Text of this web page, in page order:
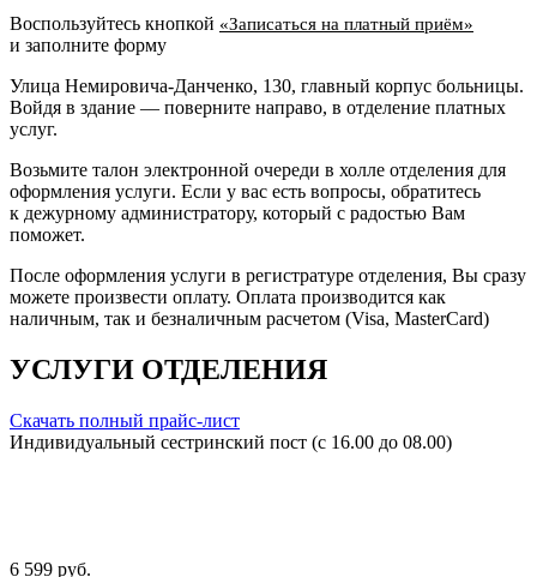
Воспользуйтесь кнопкой «Записаться на платный приём»
и заполните форму
Улица Немировича-Данченко, 130, главный корпус больницы.
Войдя в здание — поверните направо, в отделение платных
услуг.
Возьмите талон электронной очереди в холле отделения для
оформления услуги. Если у вас есть вопросы, обратитесь
к дежурному администратору, который с радостью Вам
поможет.
После оформления услуги в регистратуре отделения, Вы сразу
можете произвести оплату. Оплата производится как
наличным, так и безналичным расчетом (Visa, MasterCard)
УСЛУГИ ОТДЕЛЕНИЯ
Скачать полный прайс-лист
Индивидуальный сестринский пост (с 16.00 до 08.00)
6 599 руб.